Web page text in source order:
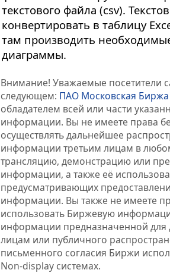
текстового файла (csv).
конвертировать в таблицу
там производить
диаграммы.
Внимание! Уважаемые посетители
следующем: ПАО Московская Биржа
обладателем всей или части
информации. Вы не имеете права
осуществлять дальнейшее
информации третьим лицам в
трансляцию, демонстрацию или
информации, а также её
предусматривающих
информации. Вы также не имеете
использовать Биржевую
информации предназначенной для
лицам или публичного
письменного согласия Биржи
Non-display системах.